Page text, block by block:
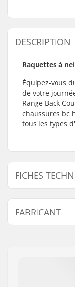
DESCRIPTION
Raquettes à
Équipez-vous
de votre
Range Back
chaussures bc
tous les types
FICHES
Catégorie de
Raquette :
Type de
FABRICANT